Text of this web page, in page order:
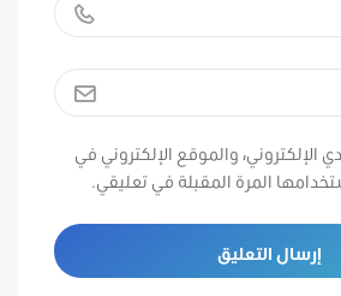
الإلكتروني، والموقع الإلكتروني في
المرة المقبلة في تعليقي.